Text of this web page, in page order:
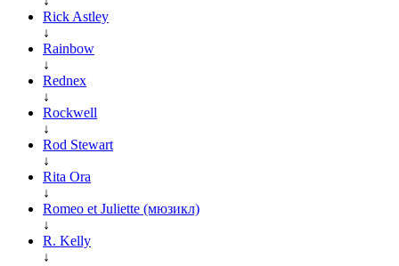
Rick Astley
↓
Rainbow
↓
Rednex
↓
Rockwell
↓
Rod Stewart
↓
Rita Ora
↓
Romeo et Juliette (мюзикл)
↓
R. Kelly
↓